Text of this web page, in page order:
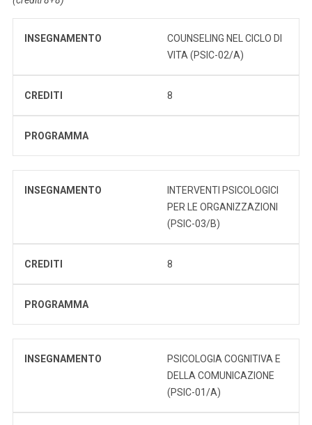
INSEGNAMENTO
COUNSELING NEL CICLO DI
VITA (PSIC-02/A)
CREDITI 8
PROGRAMMA
INSEGNAMENTO
INTERVENTI PSICOLOGICI
PER LE ORGANIZZAZIONI
(PSIC-03/B)
CREDITI 8
PROGRAMMA
INSEGNAMENTO
PSICOLOGIA COGNITIVA E
DELLA COMUNICAZIONE
(PSIC-01/A)